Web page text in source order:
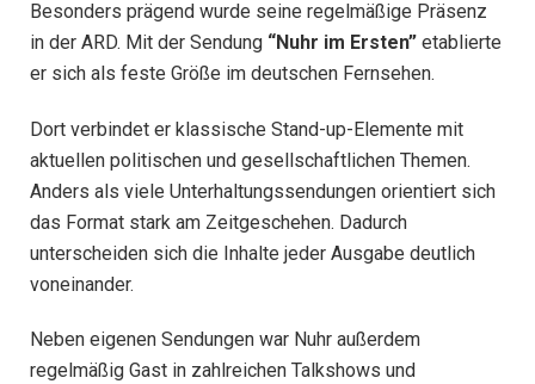
Besonders prägend wurde seine regelmäßige Präsenz
in der ARD. Mit der Sendung “Nuhr im Ersten” etablierte
er sich als feste Größe im deutschen Fernsehen.
Dort verbindet er klassische Stand-up-Elemente mit
aktuellen politischen und gesellschaftlichen Themen.
Anders als viele Unterhaltungssendungen orientiert sich
das Format stark am Zeitgeschehen. Dadurch
unterscheiden sich die Inhalte jeder Ausgabe deutlich
voneinander.
Neben eigenen Sendungen war Nuhr außerdem
regelmäßig Gast in zahlreichen Talkshows und